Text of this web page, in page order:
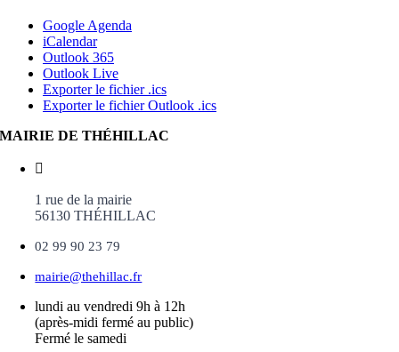
Google Agenda
iCalendar
Outlook 365
Outlook Live
Exporter le fichier .ics
Exporter le fichier Outlook .ics
MAIRIE DE THÉHILLAC
1 rue de la mairie
56130 THÉHILLAC
02 99 90 23 79
mairie@thehillac.fr
lundi au vendredi 9h à 12h
(après-midi fermé au public)
Fermé le samedi